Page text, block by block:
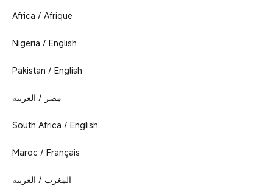
Africa / Afrique
Nigeria / English
Pakistan / English
مصر / العربية
South Africa / English
Maroc / Français
المغرب / العربية